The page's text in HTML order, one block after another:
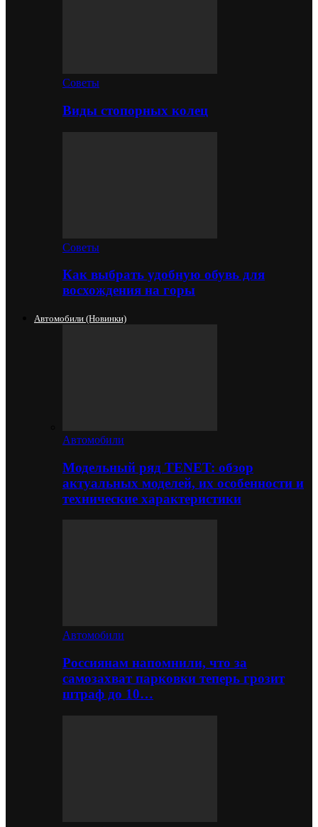
Советы
Виды стопорных колец
Советы
Как выбрать удобную обувь для
восхождения на горы
Автомобили (новинки)
Автомобили
Модельный ряд TENET: обзор
актуальных моделей, их особенности и
технические характеристики
Автомобили
Россиянам напомнили, что за
самозахват парковки теперь грозит
штраф до 10…